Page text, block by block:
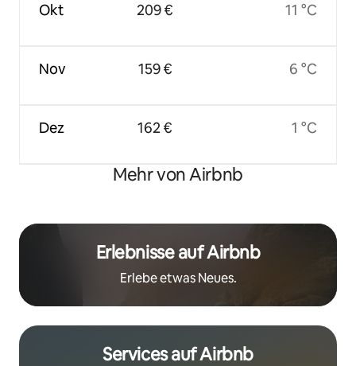
Okt
Nov
Dez
209 €
159 €
162 €
11 °C
6 °C
1 °C
Mehr von Airbnb
Erlebnisse auf Airbnb
Erlebe etwas Neues.
Services auf Airbnb